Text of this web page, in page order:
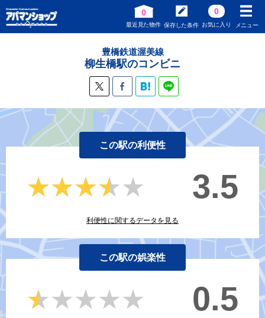
0
最近見た物件 保存した条件
0
お気に入り メニュー
豊橋鉄道渥美線
柳生橋駅のコンビニ
この駅の利便性
★★★★★
★★★★★ 3.5
利便性に関するデータを見る
この駅の娯楽性
★★★★★
★★★★★ 0.5